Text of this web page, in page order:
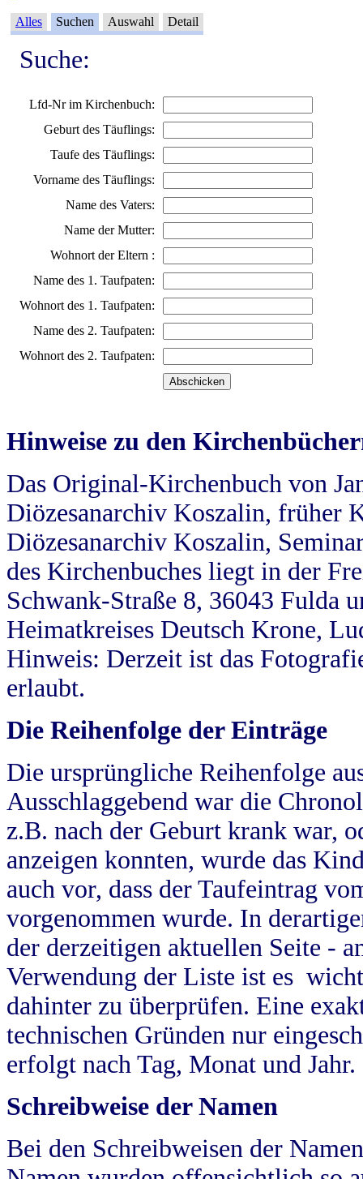
Alles Suchen Auswahl Detail
Suche:
Lfd-Nr im Kirchenbuch:
Geburt des Täuflings:
Taufe des Täuflings:
Vorname des Täuflings:
Name des Vaters:
Name der Mutter:
Wohnort der Eltern :
Name des 1. Taufpaten:
Wohnort des 1. Taufpaten:
Name des 2. Taufpaten:
Wohnort des 2. Taufpaten:
Hinweise zu den
Das Original-Kirchenbuch von
Diözesanarchiv Koszalin, früher
Diözesanarchiv Koszalin,
des Kirchenbuches liegt in der
Schwank-Straße 8, 36043 Fulda
Heimatkreises Deutsch Krone,
Hinweis: Derzeit ist das
erlaubt.
Die Reihenfolge der Einträge
Die ursprüngliche Reihenfolge
Ausschlaggebend war die
z.B. nach der Geburt krank war,
anzeigen konnten, wurde das
auch vor, dass der Taufeintrag
vorgenommen wurde. In
der derzeitigen aktuellen Seite -
Verwendung der Liste ist es
dahinter zu überprüfen. Eine
technischen Gründen nur
erfolgt nach Tag, Monat und Jahr.
Schreibweise der Namen
Bei den Schreibweisen der